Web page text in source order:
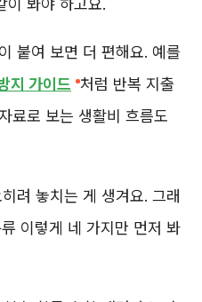
이 봐야 하고요.
붙여 보면 더 편해요. 예를
지 가이드 처럼 반복 지출
료로 보는 생활비 흐름도
려 놓치는 게 생겨요. 그래
이렇게 네 가지만 먼저 봐